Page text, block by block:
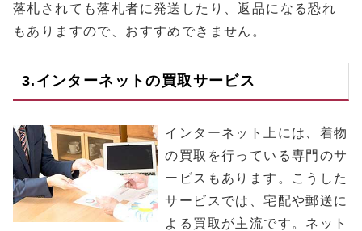
落札されても落札者に発送したり、返品になる恐れ
もありますので、おすすめできません。
3.インターネットの買取サービス
インターネット上には、着物
の買取を行っている専門のサ
ービスもあります。こうした
サービスでは、宅配や郵送に
よる買取が主流です。ネット